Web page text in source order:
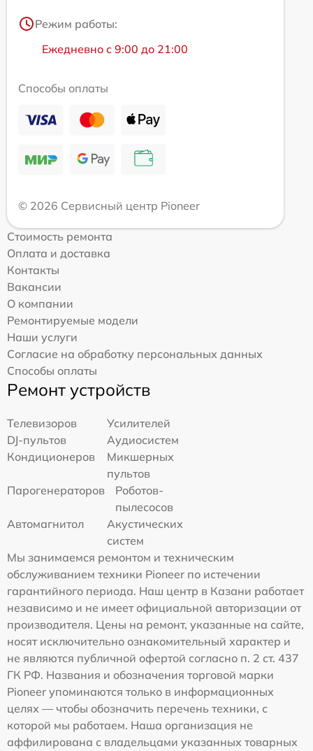
Режим работы:
Ежедневно с 9:00 до 21:00
Способы оплаты
© 2026 Сервисный центр Pioneer
Стоимость ремонта
Оплата и доставка
Контакты
Вакансии
О компании
Ремонтируемые модели
Наши услуги
Согласие на обработку персональных данных
Способы оплаты
Ремонт устройств
Телевизоров
Усилителей
DJ-пультов
Аудиосистем
Кондиционеров
Микшерных
пультов
Парогенераторов
Роботов-
пылесосов
Автомагнитол
Акустических
систем
Мы занимаемся ремонтом и техническим
обслуживанием техники Pioneer по истечении
гарантийного периода. Наш центр в Казани работает
независимо и не имеет официальной авторизации от
производителя. Цены на ремонт, указанные на сайте,
носят исключительно ознакомительный характер и
не являются публичной офертой согласно п. 2 ст. 437
ГК РФ. Названия и обозначения торговой марки
Pioneer упоминаются только в информационных
целях — чтобы обозначить перечень техники, с
которой мы работаем. Наша организация не
аффилирована с владельцами указанных товарных